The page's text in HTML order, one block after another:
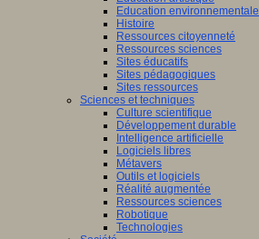
Education environnementale
Histoire
Ressources citoyenneté
Ressources sciences
Sites éducatifs
Sites pédagogiques
Sites ressources
Sciences et techniques
Culture scientifique
Développement durable
Intelligence artificielle
Logiciels libres
Métavers
Outils et logiciels
Réalité augmentée
Ressources sciences
Robotique
Technologies